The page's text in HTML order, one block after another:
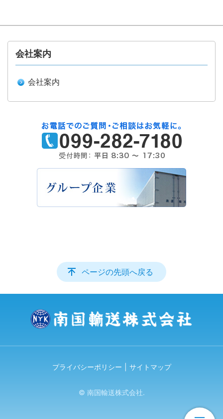
会社案内
会社案内
ページの先頭へ戻る
プライバシーポリシー サイトマップ
© 南国輸送株式会社.